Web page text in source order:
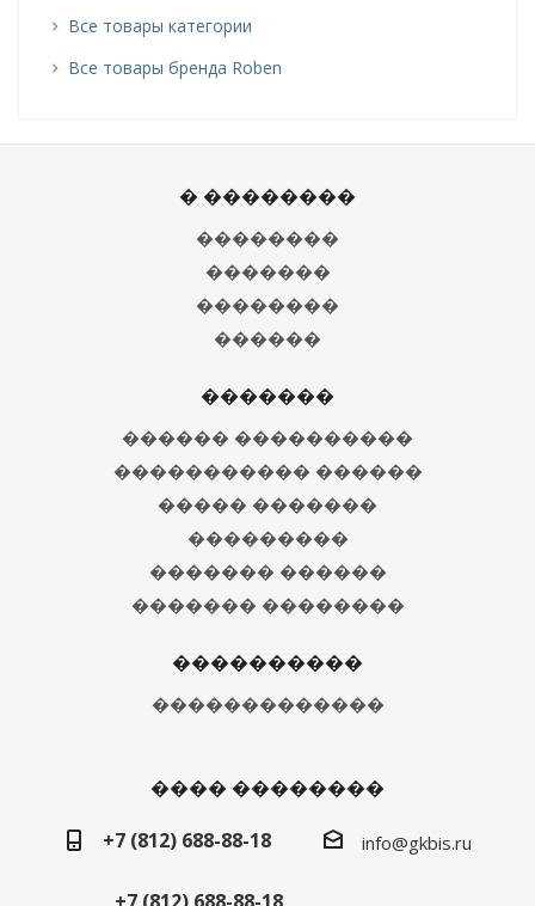
Все товары категории
Все товары бренда Roben
� ��������
��������
�������
��������
������
�������
������ ����������
����������� ������
����� �������
���������
������� ������
������� ��������
����������
�������������
���� ��������
+7 (812) 688-88-18
info@gkbis.ru